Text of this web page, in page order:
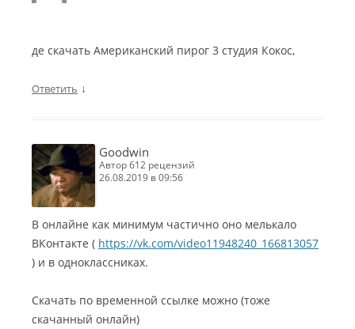
де скачать Американский пирог 3 студия Кокос,
Ответить ↓
Goodwin
автор 612 рецензий
26.08.2019 в 09:56
В онлайне как минимум частично оно мелькало
ВКонтакте ( https://vk.com/video11948240_166813057
) и в одноклассниках.
Скачать по временной ссылке можно (тоже
скачанный онлайн)